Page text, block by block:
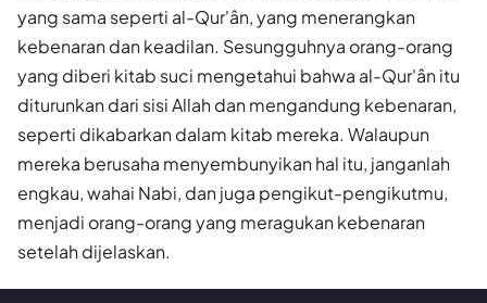
yang sama seperti al-Qur'ân, yang menerangkan
kebenaran dan keadilan. Sesungguhnya orang-orang
yang diberi kitab suci mengetahui bahwa al-Qur'ân itu
diturunkan dari sisi Allah dan mengandung kebenaran,
seperti dikabarkan dalam kitab mereka. Walaupun
mereka berusaha menyembunyikan hal itu, janganlah
engkau, wahai Nabi, dan juga pengikut-pengikutmu,
menjadi orang-orang yang meragukan kebenaran
setelah dijelaskan.